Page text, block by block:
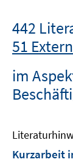
442
51
im
Kurzarbeit